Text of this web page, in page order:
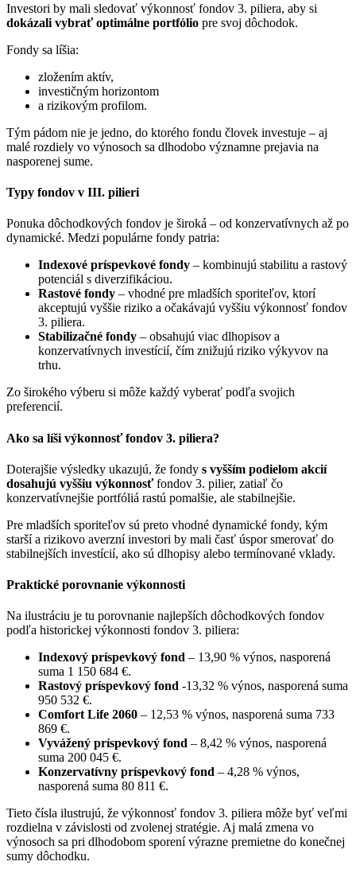
Investori by mali sledovať výkonnosť fondov 3. piliera, aby si
dokázali vybrať optimálne portfólio pre svoj dôchodok.
Fondy sa líšia:
zložením aktív,
investičným horizontom
a rizikovým profilom.
Tým pádom nie je jedno, do ktorého fondu človek investuje – aj
malé rozdiely vo výnosoch sa dlhodobo významne prejavia na
nasporenej sume.
Typy fondov v III. pilieri
Ponuka dôchodkových fondov je široká – od konzervatívnych až po
dynamické. Medzi populárne fondy patria:
Indexové príspevkové fondy – kombinujú stabilitu a rastový
potenciál s diverzifikáciou.
Rastové fondy – vhodné pre mladších sporiteľov, ktorí
akceptujú vyššie riziko a očakávajú vyššiu výkonnosť fondov
3. piliera.
Stabilizačné fondy – obsahujú viac dlhopisov a
konzervatívnych investícií, čím znižujú riziko výkyvov na
trhu.
Zo širokého výberu si môže každý vyberať podľa svojich
preferencií.
Ako sa líši výkonnosť fondov 3. piliera?
Doterajšie výsledky ukazujú, že fondy s vyšším podielom akcií
dosahujú vyššiu výkonnosťfondov 3. pilier, zatiaľ čo
konzervatívnejšie portfóliá rastú pomalšie, ale stabilnejšie.
Pre mladších sporiteľov sú preto vhodné dynamické fondy, kým
starší a rizikovo averzní investori by mali časť úspor smerovať do
stabilnejších investícií, ako sú dlhopisy alebo termínované vklady.
Praktické porovnanie výkonnosti
Na ilustráciu je tu porovnanie najlepších dôchodkových fondov
podľa historickej výkonnosti fondov 3. piliera:
Indexový príspevkový fond – 13,90 % výnos, nasporená
suma 1 150 684 €.
Rastový príspevkový fond -13,32 % výnos, nasporená suma
950 532 €.
Comfort Life 2060 – 12,53 % výnos, nasporená suma 733
869 €.
Vyvážený príspevkový fond – 8,42 % výnos, nasporená
suma 200 045 €.
Konzervatívny príspevkový fond – 4,28 % výnos,
nasporená suma 80 811 €.
Tieto čísla ilustrujú, že výkonnosť fondov 3. piliera môže byť veľmi
rozdielna v závislosti od zvolenej stratégie. Aj malá zmena vo
výnosoch sa pri dlhodobom sporení výrazne premietne do konečnej
sumy dôchodku.